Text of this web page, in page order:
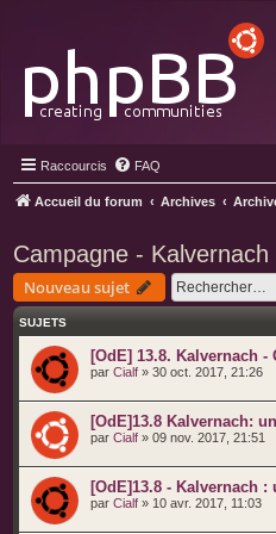
Raccourcis FAQ
Accueil du forum Archives
Campagne - Kalvernach
Nouveau sujet
SUJETS
[OdE] 13.8. Kalvernach
par Cialf » 30 oct. 2017, 21:26
[OdE]13.8 Kalvernach:
par Cialf » 09 nov. 2017, 21:51
[OdE]13.8 - Kalvernach
par Cialf » 10 avr. 2017, 11:03